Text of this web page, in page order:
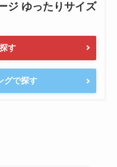
ジ ゆったりサイズ
す
グで探す